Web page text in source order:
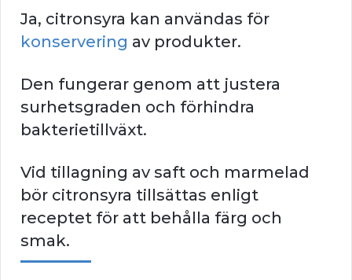
Ja, citronsyra kan användas för
konservering av produkter.
Den fungerar genom att justera
surhetsgraden och förhindra
bakterietillväxt.
Vid tillagning av saft och marmelad
bör citronsyra tillsättas enligt
receptet för att behålla färg och
smak.